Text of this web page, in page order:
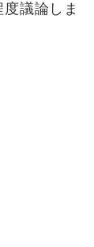
議論しま
。